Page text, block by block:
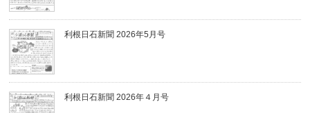
利根日石新聞 2026年5月号
利根日石新聞 2026年４月号